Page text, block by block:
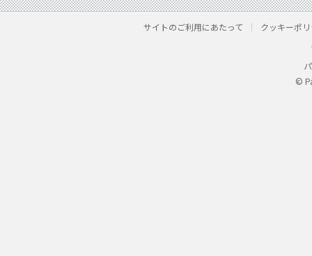
サイトのご利用にあたって クッキーポ
©